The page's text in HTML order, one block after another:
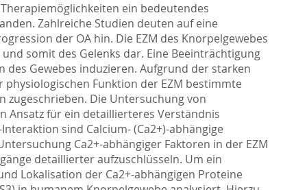
ein bedeutendes
Zahlreiche Studien deuten auf eine
der OA hin. Die EZM des Knorpelgewebes
somit des Gelenks dar. Eine Beeinträchtigung
Gewebes induzieren. Aufgrund der starken
Funktion der EZM bestimmte
zugeschrieben. Die Untersuchung von
Ansatz für ein detaillierteres Verständnis
sind Calcium- (Ca2+)-abhängige
Ca2+-abhängiger Faktoren in der EZM
detaillierter aufzuschlüsseln. Um ein
Lokalisation der Ca2+-abhängigen Proteine